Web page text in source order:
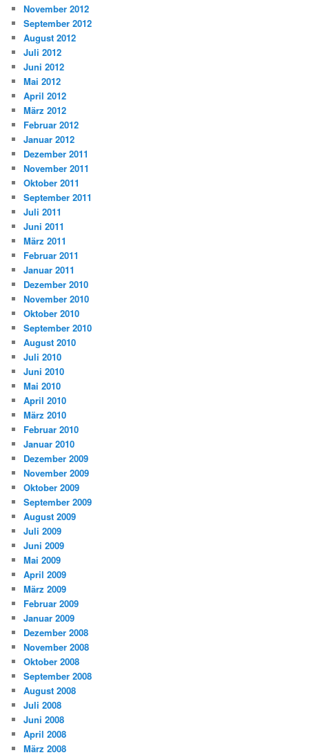
November 2012
September 2012
August 2012
Juli 2012
Juni 2012
Mai 2012
April 2012
März 2012
Februar 2012
Januar 2012
Dezember 2011
November 2011
Oktober 2011
September 2011
Juli 2011
Juni 2011
März 2011
Februar 2011
Januar 2011
Dezember 2010
November 2010
Oktober 2010
September 2010
August 2010
Juli 2010
Juni 2010
Mai 2010
April 2010
März 2010
Februar 2010
Januar 2010
Dezember 2009
November 2009
Oktober 2009
September 2009
August 2009
Juli 2009
Juni 2009
Mai 2009
April 2009
März 2009
Februar 2009
Januar 2009
Dezember 2008
November 2008
Oktober 2008
September 2008
August 2008
Juli 2008
Juni 2008
April 2008
März 2008